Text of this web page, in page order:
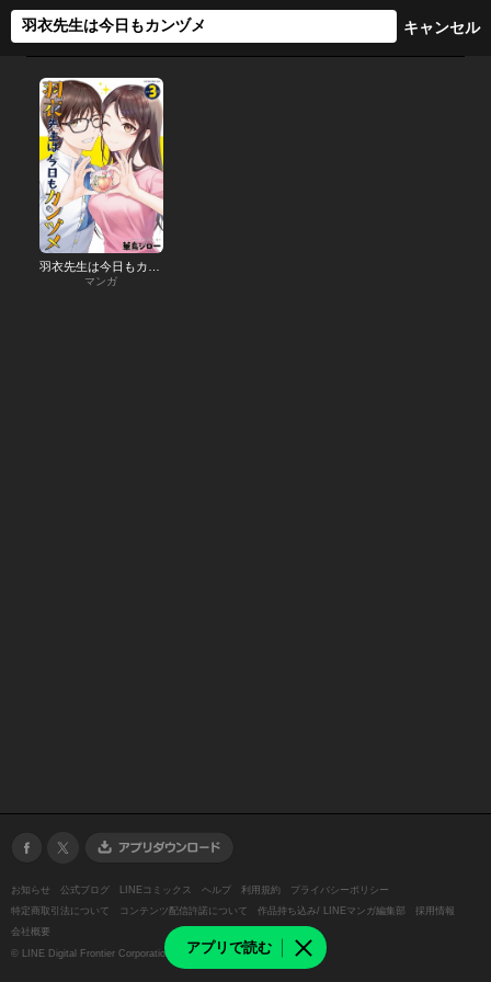
アプリで読む
マンガ
お知らせ 公式ブログ LINEコミックス ヘルプ 利用規約
プライバシーポリシー
特定商取引法について
コンテンツ配信許諾について 作品持ち込み/ LINEマンガ編集部
採用情報
会社概要
© LINE Digital Frontier Corporation